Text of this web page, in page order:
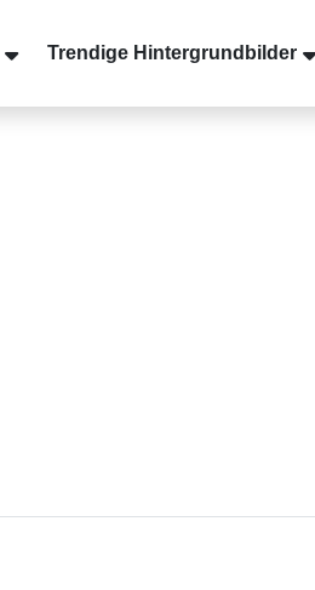
Trendige Hintergrundbilder